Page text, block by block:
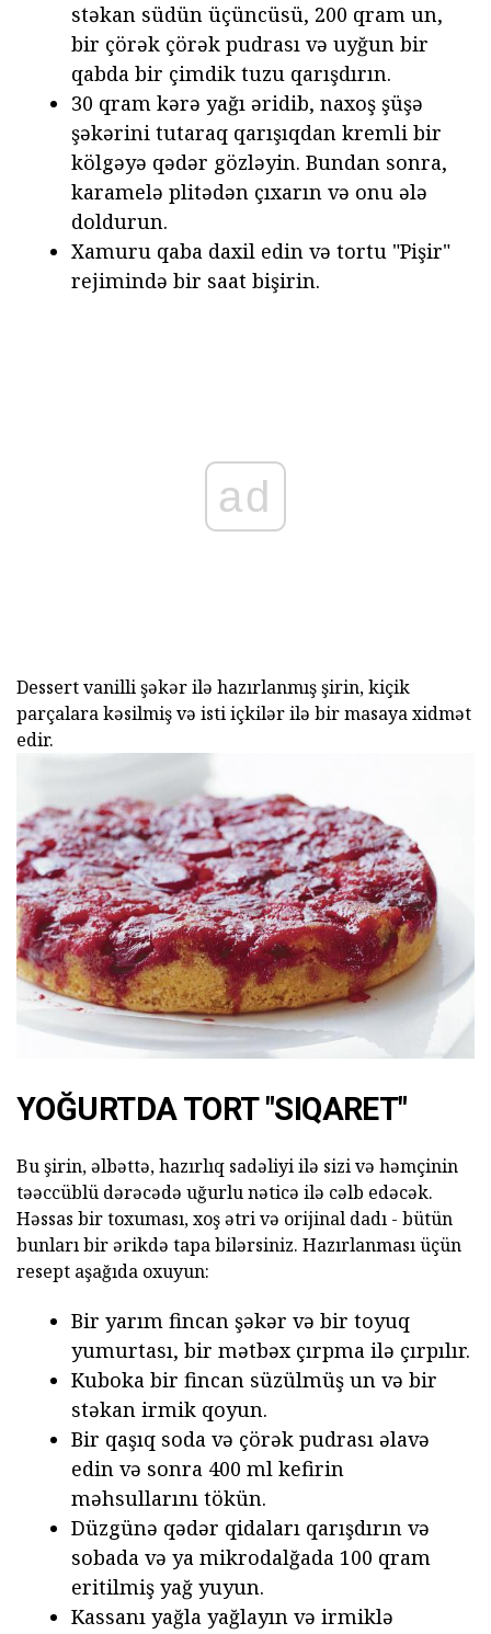
stəkan südün üçüncüsü, 200 qram un,
bir çörək çörək pudrası və uyğun bir
qabda bir çimdik tuzu qarışdırın.
30 qram kərə yağı əridib, naxoş şüşə
şəkərini tutaraq qarışıqdan kremli bir
kölgəyə qədər gözləyin. Bundan sonra,
karamelə plitədən çıxarın və onu ələ
doldurun.
Xamuru qaba daxil edin və tortu "Pişir"
rejimində bir saat bişirin.
ad
Dessert vanilli şəkər ilə hazırlanmış şirin, kiçik
parçalara kəsilmiş və isti içkilər ilə bir masaya xidmət
edir.
YOĞURTDA TORT "SIQARET"
Bu şirin, əlbəttə, hazırlıq sadəliyi ilə sizi və həmçinin
təəccüblü dərəcədə uğurlu nəticə ilə cəlb edəcək.
Həssas bir toxuması, xoş ətri və orijinal dadı - bütün
bunları bir ərikdə tapa bilərsiniz. Hazırlanması üçün
resept aşağıda oxuyun:
Bir yarım fincan şəkər və bir toyuq
yumurtası, bir mətbəx çırpma ilə çırpılır.
Kuboka bir fincan süzülmüş un və bir
stəkan irmik qoyun.
Bir qaşıq soda və çörək pudrası əlavə
edin və sonra 400 ml kefirin
məhsullarını tökün.
Düzgünə qədər qidaları qarışdırın və
sobada və ya mikrodalğada 100 qram
eritilmiş yağ yuyun.
Kassanı yağla yağlayın və irmiklə